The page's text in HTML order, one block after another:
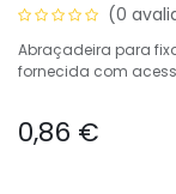
(0
Abraçadeira para
fornecida com
0,86 €